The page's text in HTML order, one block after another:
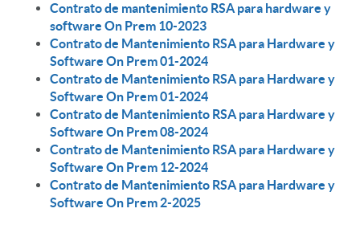
Contrato de mantenimiento RSA para hardware y
software On Prem 10-2023
Contrato de Mantenimiento RSA para Hardware y
Software On Prem 01-2024
Contrato de Mantenimiento RSA para Hardware y
Software On Prem 01-2024
Contrato de Mantenimiento RSA para Hardware y
Software On Prem 08-2024
Contrato de Mantenimiento RSA para Hardware y
Software On Prem 12-2024
Contrato de Mantenimiento RSA para Hardware y
Software On Prem 2-2025